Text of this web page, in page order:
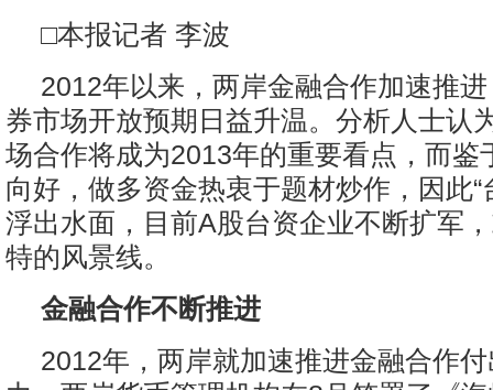
□本报记者 李波
2012年以来，两岸金融合作加速推
券市场开放预期日益升温。分析人士认
场合作将成为2013年的重要看点，而鉴
向好，做多资金热衷于题材炒作，因此“
浮出水面，目前A股台资企业不断扩军
特的风景线。
金融合作不断推进
2012年，两岸就加速推进金融合作